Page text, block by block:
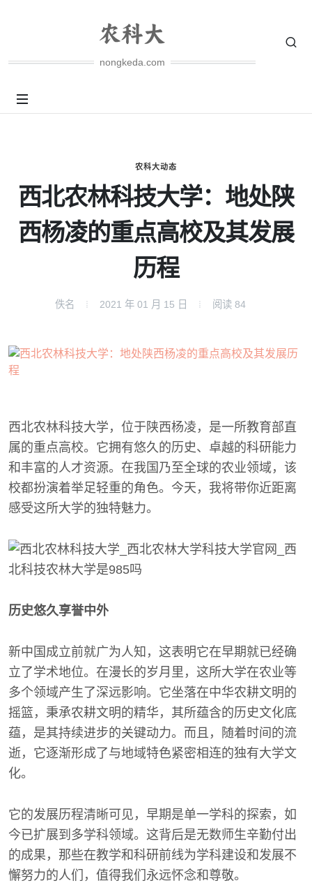
nongkeda.com
农科大动态
西北农林科技大学：地处陕
西杨凌的重点高校及其发展
历程
佚名 2021 年 01 月 15 日 阅读 84
西北农林科技大学，位于陕西杨凌，是一所教育部直
属的重点高校。它拥有悠久的历史、卓越的科研能力
和丰富的人才资源。在我国乃至全球的农业领域，该
校都扮演着举足轻重的角色。今天，我将带你近距离
感受这所大学的独特魅力。
历史悠久享誉中外
新中国成立前就广为人知，这表明它在早期就已经确
立了学术地位。在漫长的岁月里，这所大学在农业等
多个领域产生了深远影响。它坐落在中华农耕文明的
摇篮，秉承农耕文明的精华，其所蕴含的历史文化底
蕴，是其持续进步的关键动力。而且，随着时间的流
逝，它逐渐形成了与地域特色紧密相连的独有大学文
化。
它的发展历程清晰可见，早期是单一学科的探索，如
今已扩展到多学科领域。这背后是无数师生辛勤付出
的成果，那些在教学和科研前线为学科建设和发展不
懈努力的人们，值得我们永远怀念和尊敬。